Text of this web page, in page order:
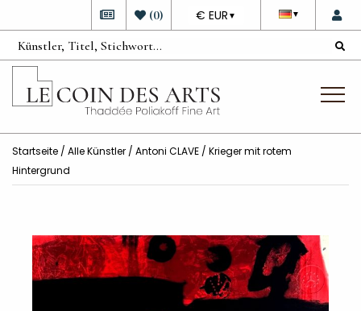
▼
DEVISE
€ EUR ▼
(0)
Startseite / Alle Künstler / Antoni CLAVE / Krieger mit rotem
Hintergrund